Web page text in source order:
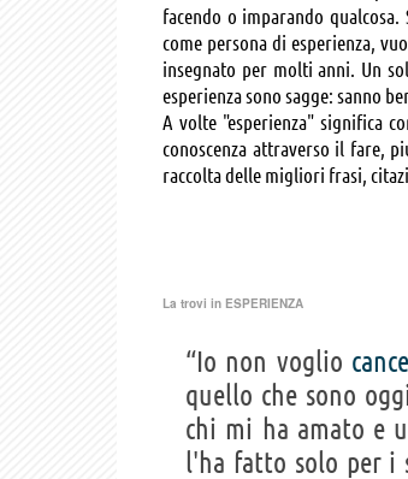
facendo o imparando
come persona di esperienza,
insegnato per molti anni. Un
esperienza sono sagge: sanno
A volte "esperienza" significa
conoscenza attraverso il fare,
raccolta delle migliori frasi,
La trovi in ESPERIENZA
“Io non voglio
quello che sono
chi mi ha amato e
l'ha fatto solo per i